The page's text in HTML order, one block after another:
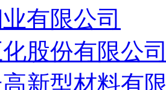
有限公司
化股份有限公
高新型材料有